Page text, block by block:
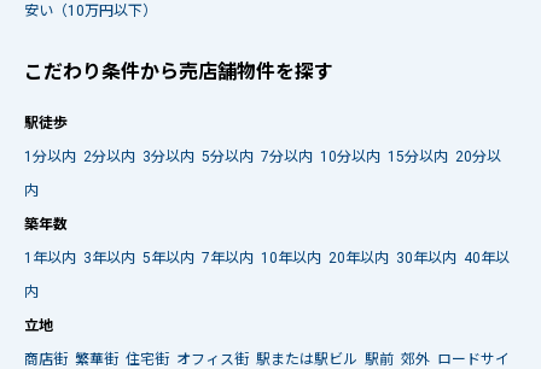
安い（10万円以下）
こだわり条件から売店舗物件を探す
駅徒歩
1分以内 2分以内 3分以内 5分以内 7分以内 10分以内 15分以内 20分以
内
築年数
1年以内 3年以内 5年以内 7年以内 10年以内 20年以内 30年以内 40年以
内
立地
商店街 繁華街 住宅街 オフィス街 駅または駅ビル 駅前 郊外 ロードサイ